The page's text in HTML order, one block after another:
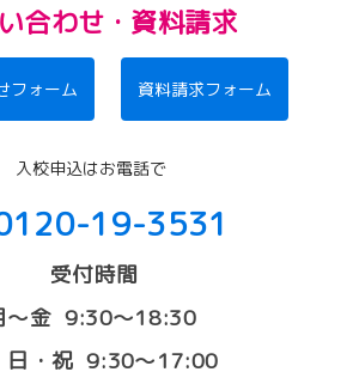
合わせ・資料請求
フォーム 資料請求フォーム
入校申込はお電話で
19-3531
受付時間
〜金 9:30〜18:30
日・祝 9:30〜17:00